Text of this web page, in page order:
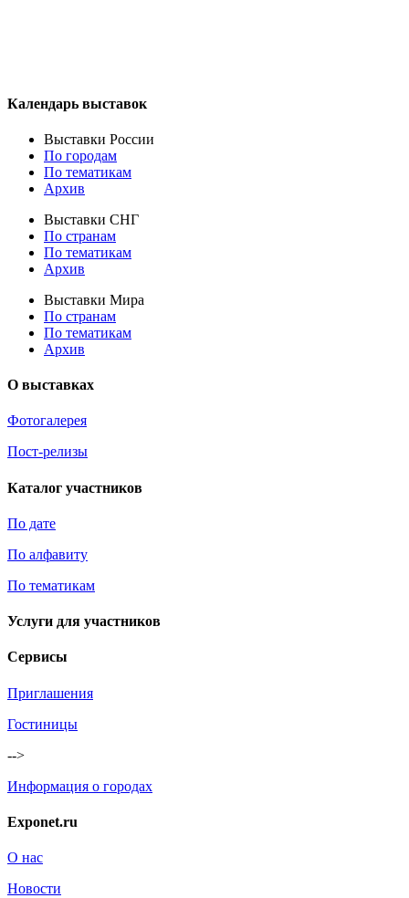
Календарь выставок
Выставки России
По городам
По тематикам
Архив
Выставки СНГ
По странам
По тематикам
Архив
Выставки Мира
По странам
По тематикам
Архив
О выставках
Фотогалерея
Пост-релизы
Каталог участников
По дате
По алфавиту
По тематикам
Услуги для участников
Сервисы
Приглашения
Гостиницы
-->
Информация о городах
Exponet.ru
О нас
Новости